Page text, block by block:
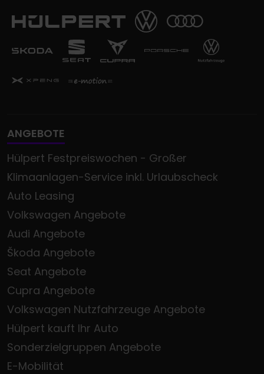
ANGEBOTE
Hülpert Festpreiswochen - Großer
Klimaanlagen-Service inkl. Urlaubscheck
Auto Leasing
Volkswagen Angebote
Audi Angebote
Škoda Angebote
Seat Angebote
Cupra Angebote
Volkswagen Nutzfahrzeuge Angebote
Hülpert kauft Ihr Auto
Sonderzielgruppen Angebote
E-Mobilität